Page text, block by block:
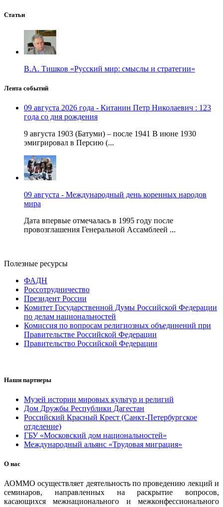
Статьи
В.А. Тишков «Русский мир: смыслы и стратегии»
Лента событий
09 августа 2026 года - Китанин Петр Николаевич : 123
года со дня рождения
9 августа 1903 (Батуми) – после 1941 В июне 1930
эмигрировал в Персию (...
09 августа - Международный день коренных народов
мира
Дата впервые отмечалась в 1995 году после
провозглашения Генеральной Ассамблеей ...
Полезные ресурсы
ФАДН
Россотрудничество
Президент России
Комитет Государственной Думы Российской Федерации
по делам национальностей
Комиссия по вопросам религиозных объединений при
Правительстве Российской Федерации
Правительство Российской Федерации
Наши партнеры
Музей истории мировых культур и религий
Дом Дружбы Республики Дагестан
Российский Красный Крест (Санкт-Петербургское
отделение)
ГБУ «Московский дом национальностей»
Международный альянс «Трудовая миграция»
О нас
АОММО осуществляет деятельность по проведению лекций и
семинаров, направленных на раскрытие вопросов,
касающихся межнационального и межконфессионального